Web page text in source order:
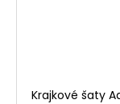
Krajkové šaty